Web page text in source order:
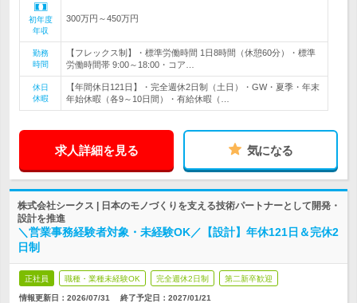
初年度
年収
300万円～450万円
勤務
時間
【フレックス制】・標準労働時間 1日8時間（休憩60分）・標準
労働時間帯 9:00～18:00・コア…
休日
休暇
【年間休日121日】・完全週休2日制（土日）・GW・夏季・年末
年始休暇（各9～10日間）・有給休暇（…
求人詳細を見る 気になる
株式会社シークス | 日本のモノづくりを支える技術パートナーとして開発・
設計を推進
＼営業事務経験者対象・未経験OK／【設計】年休121日＆完休2
日制
正社員 職種・業種未経験OK 完全週休2日制 第二新卒歓迎
情報更新日：2026/07/31 終了予定日： 2027/01/21